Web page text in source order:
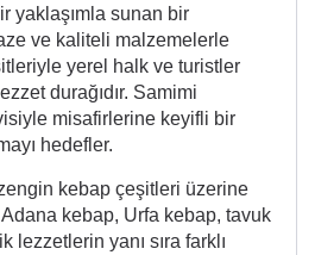
yaklaşımla sunan bir
ve kaliteli malzemelerle
yerel halk ve turistler
durağıdır. Samimi
misafirlerine keyifli bir
hedefler.
kebap çeşitleri üzerine
kebap, Urfa kebap, tavuk
lezzetlerin yanı sıra farklı